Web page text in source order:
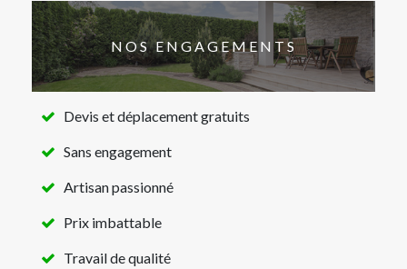
NOS ENGAGEMENTS
Devis et déplacement gratuits
Sans engagement
Artisan passionné
Prix imbattable
Travail de qualité